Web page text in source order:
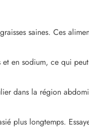
saines. Ces
et en sodium, ce qui
dans la région
plus longtemps.